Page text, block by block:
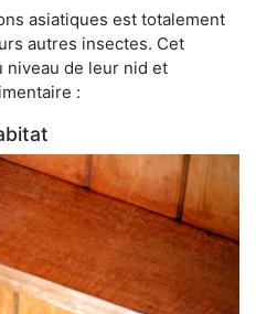
asiatiques est totalement
autres insectes. Cet
niveau de leur nid et
: